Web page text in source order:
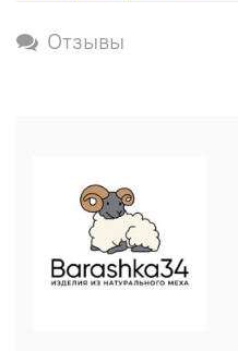
Отзывы